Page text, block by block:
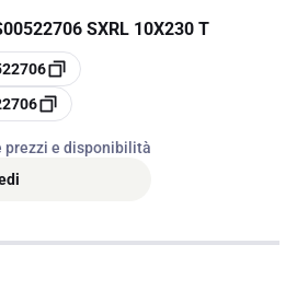
SXRL 10X230 T
prezzi e disponibilità